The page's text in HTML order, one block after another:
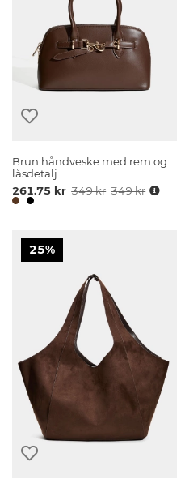
Brun håndveske med rem og
låsdetalj
261.75 kr 349 kr 349 kr
25%